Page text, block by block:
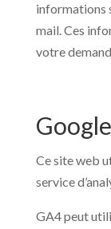
informations
mail. Ces
votre
Ce site web
service
GA4 peut